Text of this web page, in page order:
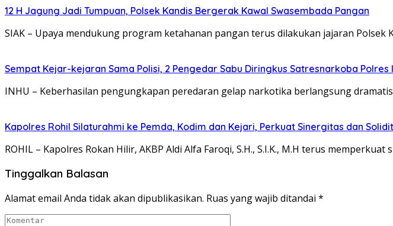
12 H Jagung Jadi Tumpuan, Polsek Kandis Bergerak Kawal Swasembada Pangan
SIAK – Upaya mendukung program ketahanan pangan terus dilakukan jajaran Polsek
Sempat Kejar-kejaran Sama Polisi, 2 Pengedar Sabu Diringkus Satresnarkoba Polres
INHU – Keberhasilan pengungkapan peredaran gelap narkotika berlangsung
Kapolres Rohil Silaturahmi ke Pemda, Kodim dan Kejari, Perkuat Sinergitas dan
ROHIL – Kapolres Rokan Hilir, AKBP Aldi Alfa Faroqi, S.H., S.I.K., M.H terus memperkuat
Tinggalkan Balasan
Alamat email Anda tidak akan dipublikasikan. Ruas yang wajib ditandai *